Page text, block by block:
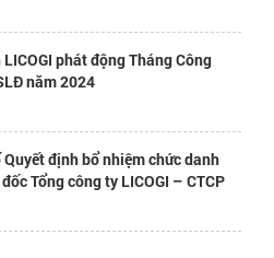
phát động Tháng Công
năm 2024
Quyết định bổ nhiệm chức danh
Tổng công ty LICOGI – CTCP